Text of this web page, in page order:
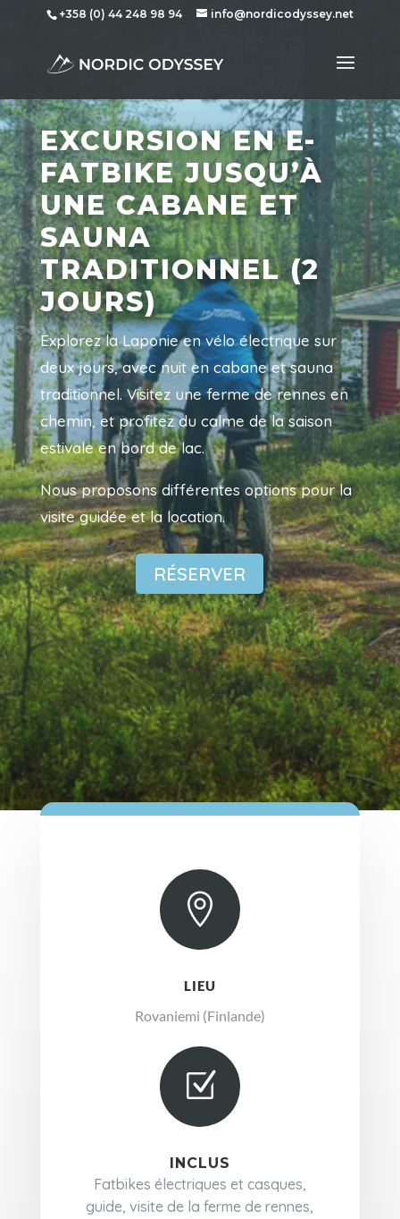
+358 (0) 44 248 98 94 info@nordicodyssey.net
EXCURSION EN E-
FATBIKE JUSQU’À
UNE CABANE ET
SAUNA
TRADITIONNEL (2
JOURS)
Explorez la Laponie en vélo électrique sur
deux jours, avec nuit en cabane et sauna
traditionnel. Visitez une ferme de rennes en
chemin, et profitez du calme de la saison
estivale en bord de lac.
Nous proposons différentes options pour la
visite guidée et la location.
RÉSERVER

LIEU
Rovaniemi (Finlande)
Z
INCLUS
Fatbikes électriques et casques,
guide, visite de la ferme de rennes,